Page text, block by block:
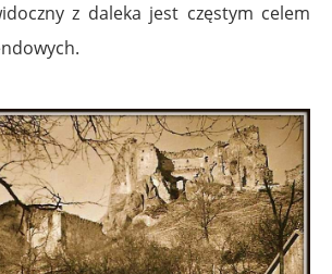
z daleka jest częstym celem